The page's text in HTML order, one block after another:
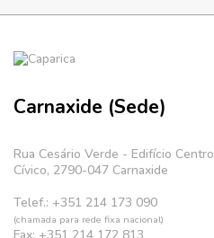
Carnaxide (Sede)
Rua Cesário Verde - Edifício Centro
Cívico, 2790-047 Carnaxide
Telef.: +351 214 173 090
(chamada para rede fixa nacional)